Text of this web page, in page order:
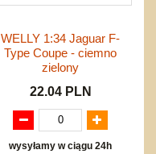
WELLY 1:34 Jaguar F-
Type Coupe - ciemno
zielony
22.04 PLN
wysyłamy w ciągu 24h